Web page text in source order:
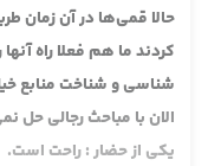
حالا قمی‌ها در آن زمان
کردند ما هم فعلا راه
شناسی و شناخت منابع
الان با مباحث رجالی حل
یکی از حضار : راحت است.